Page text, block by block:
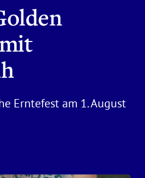
Erntefest am 1. August